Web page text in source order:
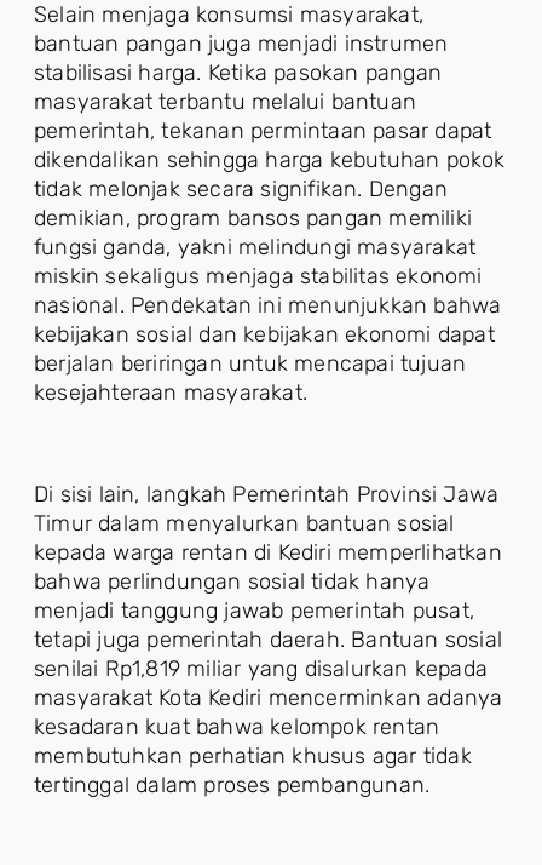
Selain menjaga konsumsi masyarakat,
bantuan pangan juga menjadi instrumen
stabilisasi harga. Ketika pasokan pangan
masyarakat terbantu melalui bantuan
pemerintah, tekanan permintaan pasar dapat
dikendalikan sehingga harga kebutuhan pokok
tidak melonjak secara signifikan. Dengan
demikian, program bansos pangan memiliki
fungsi ganda, yakni melindungi masyarakat
miskin sekaligus menjaga stabilitas ekonomi
nasional. Pendekatan ini menunjukkan bahwa
kebijakan sosial dan kebijakan ekonomi dapat
berjalan beriringan untuk mencapai tujuan
kesejahteraan masyarakat.
Di sisi lain, langkah Pemerintah Provinsi Jawa
Timur dalam menyalurkan bantuan sosial
kepada warga rentan di Kediri memperlihatkan
bahwa perlindungan sosial tidak hanya
menjadi tanggung jawab pemerintah pusat,
tetapi juga pemerintah daerah. Bantuan sosial
senilai Rp1,819 miliar yang disalurkan kepada
masyarakat Kota Kediri mencerminkan adanya
kesadaran kuat bahwa kelompok rentan
membutuhkan perhatian khusus agar tidak
tertinggal dalam proses pembangunan.